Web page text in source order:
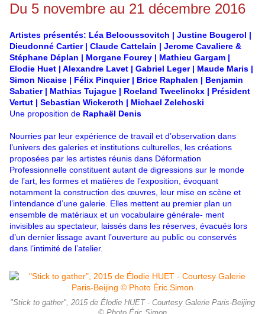
Du 5 novembre au 21 décembre 2016
Artistes présentés: Léa Belooussovitch | Justine Bougerol |
Dieudonné Cartier | Claude Cattelain | Jerome Cavaliere &
Stéphane Déplan | Morgane Fourey | Mathieu Gargam |
Elodie Huet | Alexandre Lavet | Gabriel Leger | Maude Maris |
Simon Nicaise | Félix Pinquier | Brice Raphalen | Benjamin
Sabatier | Mathias Tujague | Roeland Tweelinckx | Président
Vertut | Sebastian Wickeroth | Michael Zelehoski
Une proposition de Raphaël Denis
Nourries par leur expérience de travail et d’observation dans
l’univers des galeries et institutions culturelles, les créations
proposées par les artistes réunis dans Déformation
Professionnelle constituent autant de digressions sur le monde
de l’art, les formes et matières de l’exposition, évoquant
notamment la construction des œuvres, leur mise en scène et
l’intendance d’une galerie. Elles mettent au premier plan un
ensemble de matériaux et un vocabulaire générale- ment
invisibles au spectateur, laissés dans les réserves, évacués lors
d’un dernier lissage avant l’ouverture au public ou conservés
dans l’intimité de l’atelier.
"Stick to gather", 2015 de Élodie HUET - Courtesy Galerie Paris-Beijing